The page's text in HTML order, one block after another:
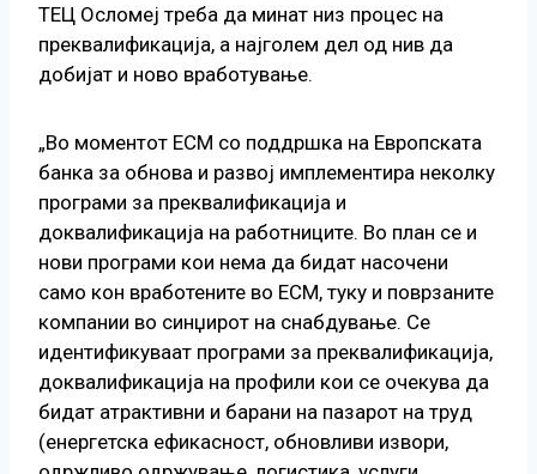
ТЕЦ Осломеј треба да минат низ процес на
преквалификација, а најголем дел од нив да
добијат и ново вработување.
„Во моментот ЕСМ со поддршка на Европската
банка за обнова и развој имплементира неколку
програми за преквалификација и
доквалификација на работниците. Во план се и
нови програми кои нема да бидат насочени
само кон вработените во ЕСМ, туку и поврзаните
компании во синџирот на снабдување. Се
идентификуваат програми за преквалификација,
доквалификација на профили кои се очекува да
бидат атрактивни и барани на пазарот на труд
(енергетска ефикасност, обновливи извори,